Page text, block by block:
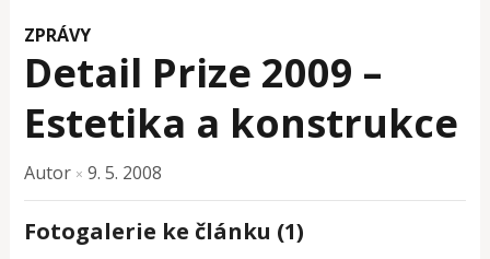
ZPRÁVY
Detail Prize 2009 –
Estetika a konstrukce
Autor × 9. 5. 2008
Fotogalerie ke článku (1)